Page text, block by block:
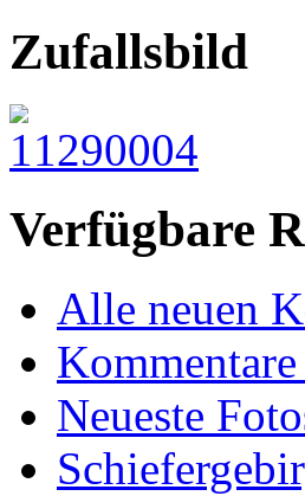
Zufallsbild
Verfügbare
Alle neuen
Neueste